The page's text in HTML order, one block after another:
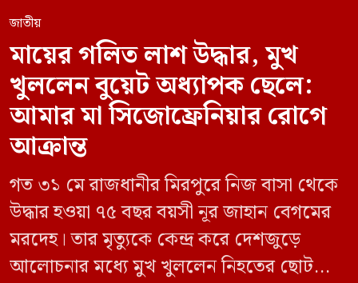
জাতীয়
মায়ের গলিত লাশ উদ্ধার, মুখ
খুললেন বুয়েট অধ্যাপক ছেলে:
আমার মা সিজোফ্রেনিয়ার রোগে
আক্রান্ত
গত ৩১ মে রাজধানীর মিরপুরে নিজ বাসা থেকে
উদ্ধার হওয়া ৭৫ বছর বয়সী নূর জাহান বেগমের
মরদেহ। তার মৃত্যুকে কেন্দ্র করে দেশজুড়ে
আলোচনার মধ্যে মুখ খুললেন নিহতের ছোট